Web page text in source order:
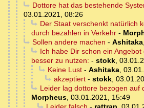
Dottore hat das bestehende
03.01.2021, 08:26
Der Staat verschenkt natürlich
durch bezahlen in Verkehr -
Sollen andere machen - Ashitaka,
Ich habe Dir schon ein
besser zu nutzen: - stokk,
Keine Lust- Ashitaka,
akzeptiert- stokk,
Leider lag dottore bezogen auf
Morpheus, 03.01.2021, 15:49